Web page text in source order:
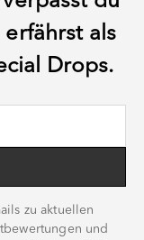
als
Drops.
zu aktuellen
und